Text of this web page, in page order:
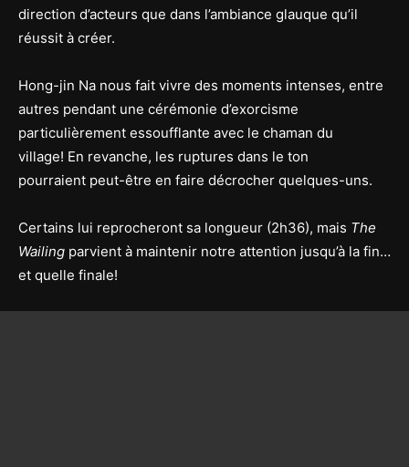
direction d’acteurs que dans l’ambiance glauque qu’il
réussit à créer.
Hong-jin Na nous fait vivre des moments intenses, entre
autres pendant une cérémonie d’exorcisme
particulièrement essoufflante avec le chaman du
village! En revanche, les ruptures dans le ton
pourraient peut-être en faire décrocher quelques-uns.
Certains lui reprocheront sa longueur (2h36), mais The
Wailing parvient à maintenir notre attention jusqu’à la fin…
et quelle finale!